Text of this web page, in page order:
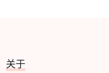
关于